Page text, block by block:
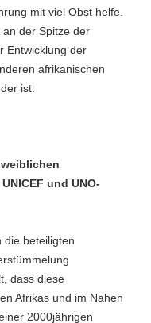
mit viel Obst helfe.
der Spitze der
Entwicklung der
afrikanischen
ist.
und UNO-
die beteiligten
dass diese
Afrikas und im Nahen
2000jährigen